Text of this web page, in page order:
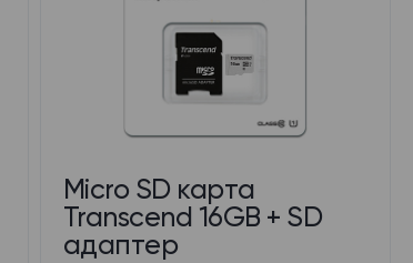
Micro SD карта
Transcend 16GB + SD
адаптер